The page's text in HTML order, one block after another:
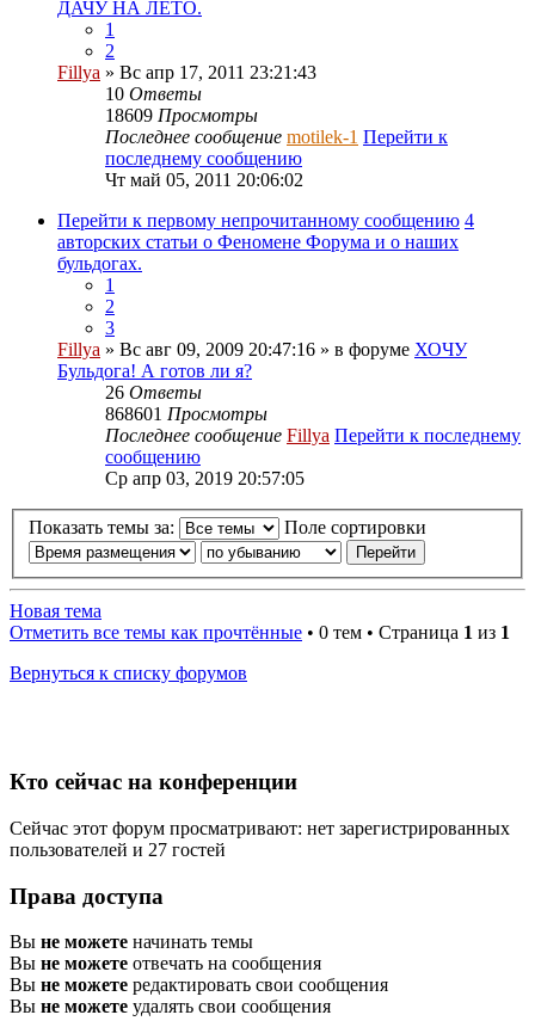
ДАЧУ НА ЛЕТО.
1
2
Fillya » Вс апр 17, 2011 23:21:43
10 Ответы
18609 Просмотры
Последнее сообщение motilek-1 Перейти к
последнему сообщению
Чт май 05, 2011 20:06:02
Перейти к первому непрочитанному сообщению 4
авторских статьи о Феномене Форума и о наших
бульдогах.
1
2
3
Fillya » Вс авг 09, 2009 20:47:16 » в форуме ХОЧУ
Бульдога! А готов ли я?
26 Ответы
868601 Просмотры
Последнее сообщение Fillya Перейти к последнему
сообщению
Ср апр 03, 2019 20:57:05
Показать темы за: Поле сортировки
Новая тема
Отметить все темы как прочтённые • 0 тем • Страница 1 из 1
Вернуться к списку форумов
Кто сейчас на конференции
Сейчас этот форум просматривают: нет зарегистрированных
пользователей и 27 гостей
Права доступа
Вы не можете начинать темы
Вы не можете отвечать на сообщения
Вы не можете редактировать свои сообщения
Вы не можете удалять свои сообщения